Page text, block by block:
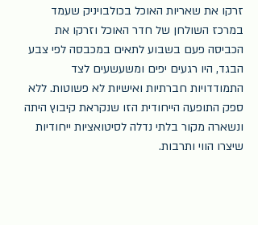
זרקו את שאריות האוכל בכולבויניק שעמד
במרכז השולחן של חדר האוכל וזרקו את
הכביסה פעם בשבוע לתאים במכבסה לפי צבע
הבגד, היו רגעים יפים ומשעשעים לצד
התמודדויות חברתיות ואישיות לא פשוטות. ללא
ספק התופעה הייחודית הזו שנקראת קיבוץ היתה
ונשארה מקור בלתי נדלה לסיטואציות ייחודיות
שיצרו הווי ותרבות.